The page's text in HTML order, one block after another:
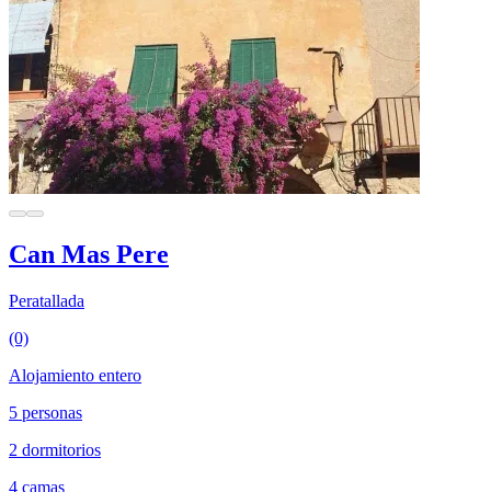
Can Mas Pere
Peratallada
(0)
Alojamiento entero
5 personas
2 dormitorios
4 camas